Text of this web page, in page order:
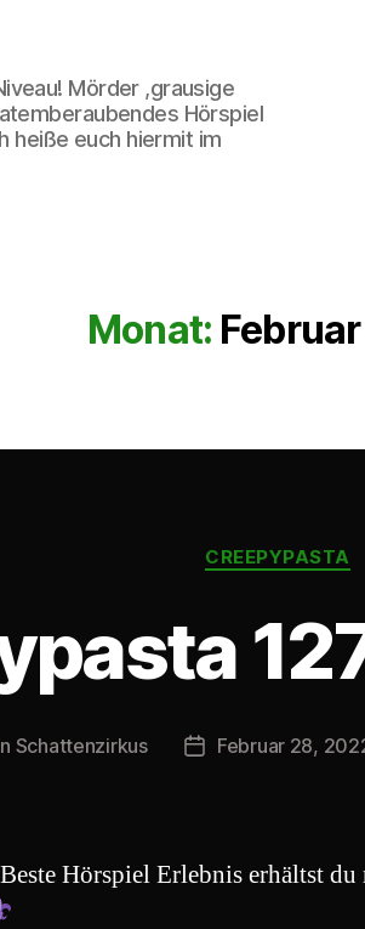
Mörder ,grausige
Hörspiel
heiße euch hiermit im
Monat:
CREEPYPASTA
Schattenzirkus Beitragsdatum
Februar 28,
Hörspiel Erlebnis erhältst